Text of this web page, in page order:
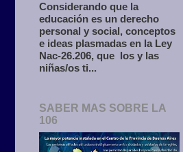
Considerando que la
educación es un derecho
personal y social, conceptos
e ideas plasmadas en la Ley
Nac-26.206, que los y las
niñas/os ti...
SABER MAS SOBRE LA
106